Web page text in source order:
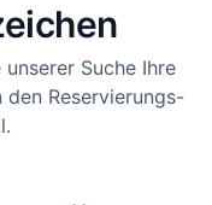
Suche Ihre
Reservierungs-